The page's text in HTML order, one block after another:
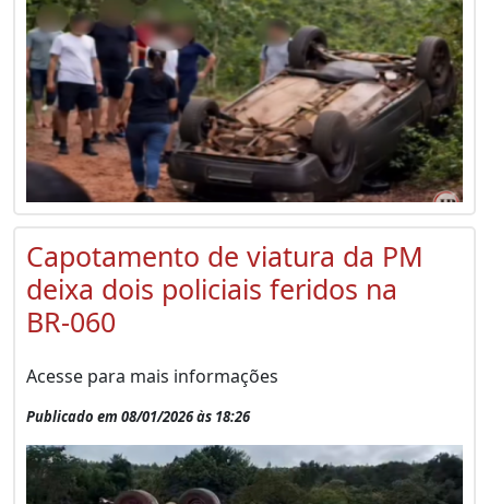
Capotamento de viatura da PM
deixa dois policiais feridos na
BR-060
Acesse para mais informações
Publicado em 08/01/2026 às 18:26